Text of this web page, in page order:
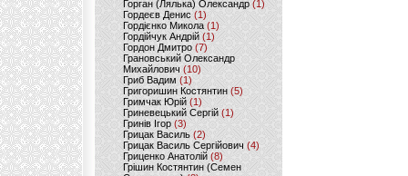
Горган (Лялька) Олександр(1)
Гордеєв Денис (1)
Гордієнко Микола (1)
Гордійчук Андрій (1)
Гордон Дмитро (7)
Грановський Олександр
Михайлович (10)
Гриб Вадим (1)
Григоришин Костянтин (5)
Гримчак Юрій(1)
Гриневецький Сергій(1)
Гринів Ігор (3)
Грицак Василь (2)
Грицак Василь Сергійович (4)
Гриценко Анатолій (8)
Грішин Костянтин (Семен